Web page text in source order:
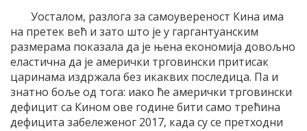
Уосталом, разлога за самоувереност Кина има
на претек већ и зато што је у гаргантуанским
размерама показала да је њена економија довољно
еластична да је амерички трговински притисак
царинама издржала без икаквих последица. Па и
знатно боље од тога: иако ће амерички трговински
дефицит са Кином ове године бити само трећина
дефицита забележеног 2017, када су се претходни